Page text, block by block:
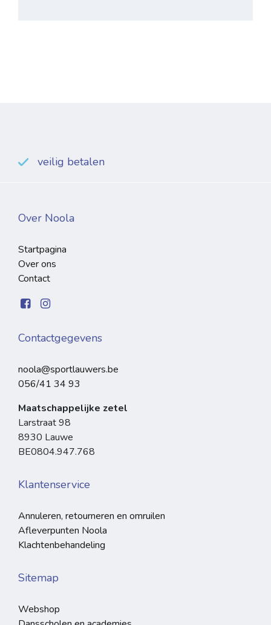
veilig betalen
Over Noola
Startpagina
Over ons
Contact
Contactgegevens
noola@sportlauwers.be
056/41 34 93
Maatschappelijke zetel
Larstraat 98
8930 Lauwe
BE0804.947.768
Klantenservice
Annuleren, retourneren en omruilen
Afleverpunten Noola
Klachtenbehandeling
Sitemap
Webshop